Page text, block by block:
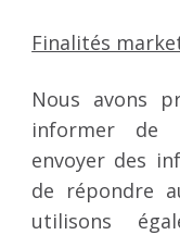
Finalités
Nous avons
informer de
envoyer des
de répondre
utilisons